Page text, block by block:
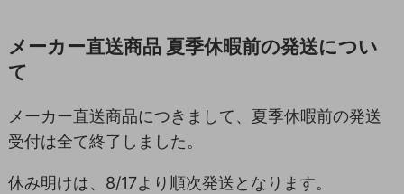
メーカー直送商品 夏季休暇前の発送につい
て
メーカー直送商品につきまして、夏季休暇前の発送
受付は全て終了しました。
休み明けは、8/17より順次発送となります。